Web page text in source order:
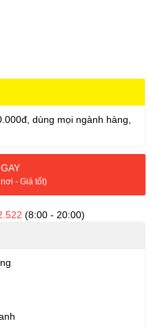
dùng mọi ngành hàng,
- Giá tốt)
(8:00 - 20:00)